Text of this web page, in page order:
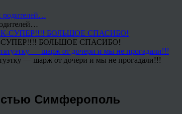
БОЛЬШОЕ СПАСИБО!
— шарж от дочери и мы не прогадали!!!
Симферополь